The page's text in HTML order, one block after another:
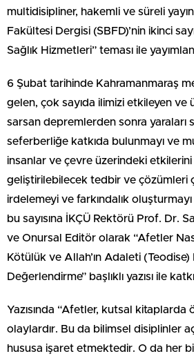
multidisipliner, hakemli ve süreli
Fakültesi Dergisi (SBFD)’nin ikinci
Sağlık Hizmetleri” teması ile
6 Şubat tarihinde Kahramanmaraş
gelen, çok sayıda ilimizi etkileyen ve
sarsan depremlerden sonra yaraları
seferberliğe katkıda bulunmayı ve
insanlar ve çevre üzerindeki
geliştirilebilecek tedbir ve çözümleri
irdelemeyi ve farkındalık
bu sayısına İKÇÜ Rektörü Prof. Dr.
ve Onursal Editör olarak “Afetler
Kötülük ve Allah’ın Adaleti (Teodise)
Değerlendirme” başlıklı yazısı ile
Yazısında “Afetler, kutsal kitaplarda
olaylardır. Bu da bilimsel disiplinler
hususa işaret etmektedir. O da her